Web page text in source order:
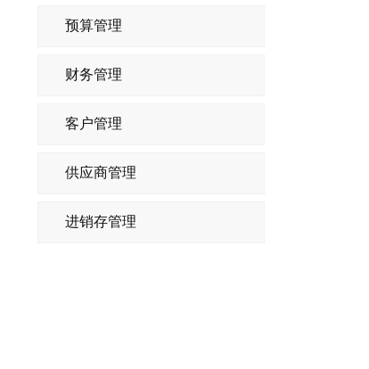
预算管理
财务管理
客户管理
供应商管理
进销存管理